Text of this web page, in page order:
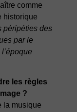
comme
historique
péripéties des
par le
les règles
?
la musique